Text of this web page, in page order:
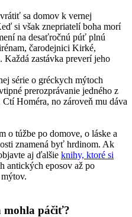
sa domov k vernej
si však znepriatelí boha morí
na desaťročnú púť plnú
čarodejnici Kirké,
zastávka preverí jeho
série o gréckych mýtoch
prerozprávanie jedného z
Homéra, no zároveň mu dáva
o túžbe po domove, o láske a
znamená byť hrdinom. Ak
aj ďalšie knihy, ktoré si
antických eposov až po
mohla páčiť?